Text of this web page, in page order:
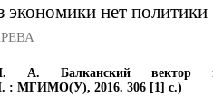
экономики нет политики
А. Балканский вектор
: МГИМО(У), 2016. 306 [1] с.)